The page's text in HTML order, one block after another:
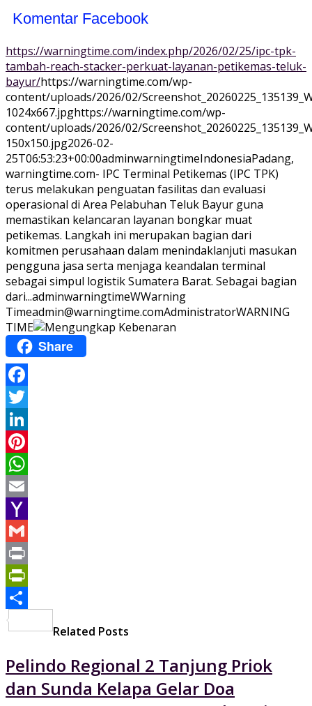
Komentar Facebook
https://warningtime.com/index.php/2026/02/25/ipc-tpk-
tambah-reach-stacker-perkuat-layanan-petikemas-teluk-
bayur/https://warningtime.com/wp-
content/uploads/2026/02/
1024x667.jpghttps://warningtime.com/wp-
content/uploads/2026/02/
150x150.jpg2026-02-
25T06:53:23+00:00adminwarningtimeIndonesiaPadang,
warningtime.com- IPC Terminal Petikemas (IPC TPK)
terus melakukan penguatan fasilitas dan evaluasi
operasional di Area Pelabuhan Teluk Bayur guna
memastikan kelancaran layanan bongkar muat
petikemas. Langkah ini merupakan bagian dari
komitmen perusahaan dalam menindaklanjuti masukan
pengguna jasa serta menjaga keandalan terminal
sebagai simpul logistik Sumatera Barat. Sebagai bagian
dari...adminwarningtimeWWarning
Timeadmin@warningtime.comAdministratorWARNING
TIME
Share
Facebook
Twitter
LinkedIn
Pinterest
WhatsApp
Email
Yahoo
Mail
Gmail
Print
PrintFriendly
Related Posts
Pelindo Regional 2 Tanjung Priok
dan Sunda Kelapa Gelar Doa